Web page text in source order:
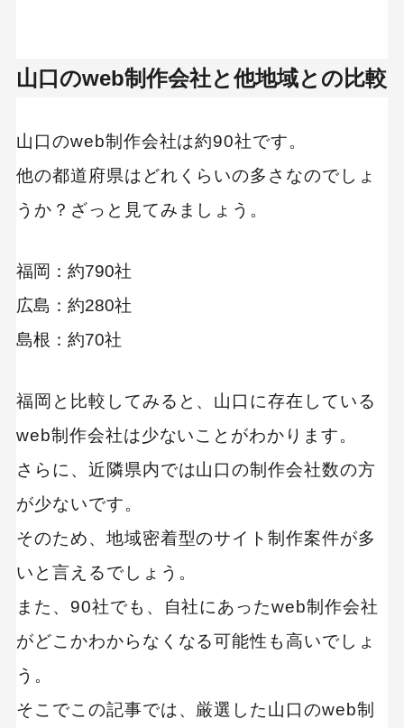
制作会社 比較表
ーキューブ
企業PR動画の撮影が可能｜koko.net
【制作カテゴリ別】採用(リクルート)サイトの制
クス
【制作カテゴリ別】LP制作が得意な制作会社
制作会社 比較表
毎月3社無料でサイト診断を提供｜有限会社デ
ジタルスカイ
グラフィックデザインを活かしたLPを制作｜
tsutinoko Design
制作を相談・発注する際に必要な手順
Web制作の相談はニュートラルワークスまで！
山口県の近隣のWeb制作会社
山口のweb制作会社と他地域との比較
山口のweb制作会社は約90社です。
他の都道府県はどれくらいの多さなのでしょ
うか？ざっと見てみましょう。
福岡：約790社
広島：約280社
島根：約70社
福岡と比較してみると、山口に存在している
web制作会社は少ないことがわかります。
さらに、近隣県内では山口の制作会社数の方
が少ないです。
そのため、地域密着型のサイト制作案件が多
いと言えるでしょう。
また、90社でも、自社にあったweb制作会社
がどこかわからなくなる可能性も高いでしょ
う。
そこでこの記事では、厳選した山口のweb制